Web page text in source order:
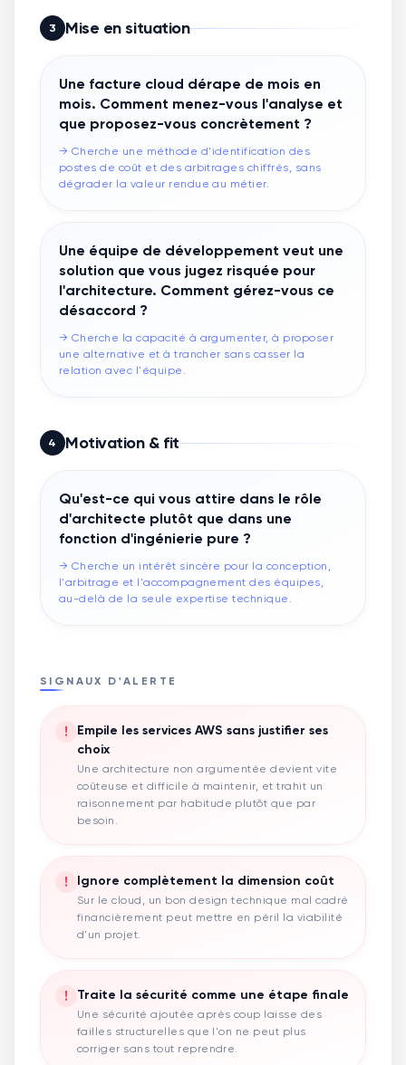
3 Mise en situation
Une facture cloud dérape de mois en
mois. Comment menez-vous l'analyse et
que proposez-vous concrètement ?
→ Cherche une méthode d'identification des
postes de coût et des arbitrages chiffrés, sans
dégrader la valeur rendue au métier.
Une équipe de développement veut une
solution que vous jugez risquée pour
l'architecture. Comment gérez-vous ce
désaccord ?
→ Cherche la capacité à argumenter, à proposer
une alternative et à trancher sans casser la
relation avec l'équipe.
4 Motivation & fit
Qu'est-ce qui vous attire dans le rôle
d'architecte plutôt que dans une
fonction d'ingénierie pure ?
→ Cherche un intérêt sincère pour la conception,
l'arbitrage et l'accompagnement des équipes,
au-delà de la seule expertise technique.
SIGNAUX D'ALERTE
!
Empile les services AWS sans justifier ses
choix
Une architecture non argumentée devient vite
coûteuse et difficile à maintenir, et trahit un
raisonnement par habitude plutôt que par
besoin.
! Ignore complètement la dimension coût
Sur le cloud, un bon design technique mal cadré
financièrement peut mettre en péril la viabilité
d'un projet.
! Traite la sécurité comme une étape finale
Une sécurité ajoutée après coup laisse des
failles structurelles que l'on ne peut plus
corriger sans tout reprendre.